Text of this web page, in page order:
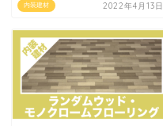
内装建材 2022年4月13日